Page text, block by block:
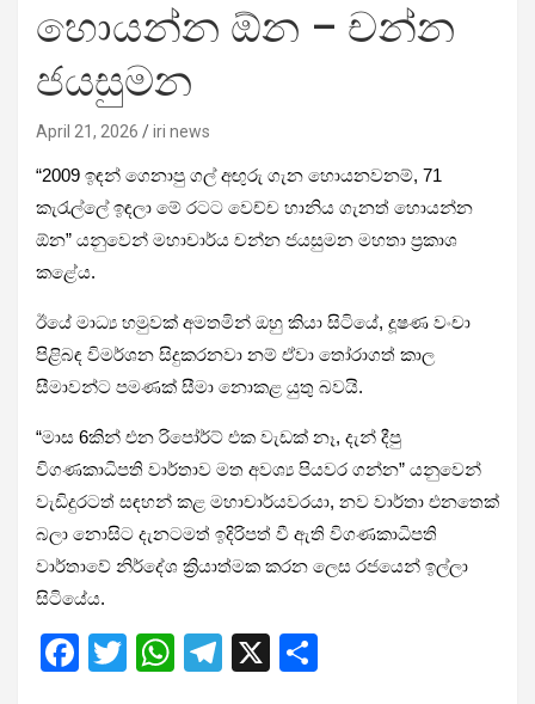
හොයන්න ඕන – චන්න
ජයසුමන
April 21, 2026 iri news
“2009 ඉඳන් ගෙනාපු ගල් අඟුරු ගැන හොයනවනම්, 71
කැරැල්ලේ ඉඳලා මේ රටට වෙච්ච හානිය ගැනත් හොයන්න
ඕන” යනුවෙන් මහාචාර්ය චන්න ජයසුමන මහතා ප්‍රකාශ
කළේය.
ඊයේ මාධ්‍ය හමුවක් අමතමින් ඔහු කියා සිටියේ, දූෂණ වංචා
පිළිබඳ විමර්ශන සිදුකරනවා නම් ඒවා තෝරාගත් කාල
සීමාවන්ට පමණක් සීමා නොකළ යුතු බවයි.
“මාස 6කින් එන රිපෝර්ට් එක වැඩක් නෑ, දැන් දීපු
විගණකාධිපති වාර්තාව මත අවශ්‍ය පියවර ගන්න” යනුවෙන්
වැඩිදුරටත් සඳහන් කළ මහාචාර්යවරයා, නව වාර්තා එනතෙක්
බලා නොසිට දැනටමත් ඉදිරිපත් වී ඇති විගණකාධිපති
වාර්තාවේ නිර්දේශ ක්‍රියාත්මක කරන ලෙස රජයෙන් ඉල්ලා
සිටියේය.
F
T
W T
X